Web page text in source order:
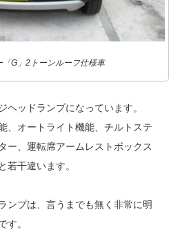
「G」2トーンルーフ仕様車
ヘッドランプになっています。
、オートライト機能、チルトステ
ー、運転席アームレストボックス
若干違います。
ンプは、言うまでも無く非常に明
す。